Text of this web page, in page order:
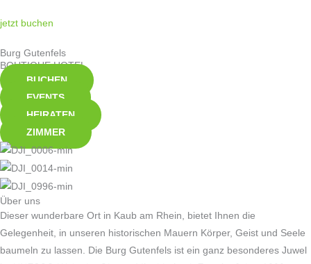
Inhalt
jetzt buchen
Burg Gutenfels
BOUTIQUE HOTEL
BUCHEN
EVENTS
HEIRATEN
ZIMMER
Über uns
Dieser wunderbare Ort in Kaub am Rhein, bietet Ihnen die
Gelegenheit, in unseren historischen Mauern Körper, Geist und Seele
baumeln zu lassen. Die Burg Gutenfels ist ein ganz besonderes Juwel